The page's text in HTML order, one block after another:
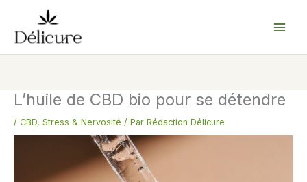
contenu
L’huile de CBD bio pour se détendre
/ CBD, Stress & Nervosité / Par Rédaction Délicure